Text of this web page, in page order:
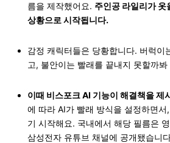
름을 제작했어요. 주인공 라일리가 옷
상황으로 시작됩니다.
감정 캐릭터들은 당황합니다. 버럭이
고, 불안이는 빨래를 끝내지 못할까
이때 비스포크 AI 기능이 해결책을 제
에 따라 AI가 빨래 방식을 설정하면
기 시작해요. 국내에서 해당 필름은
삼성전자 유튜브 채널에 공개됐습니